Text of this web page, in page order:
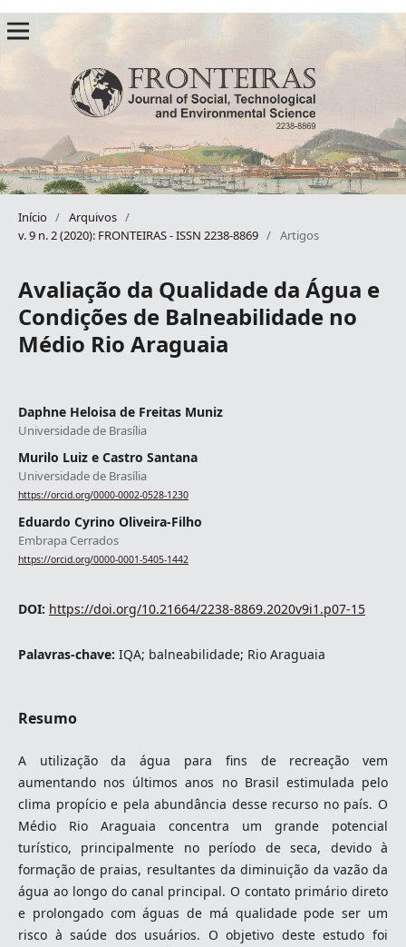
Início / Arquivos /
v. 9 n. 2 (2020): FRONTEIRAS - ISSN 2238-8869 / Artigos
Avaliação da Qualidade da Água e
Condições de Balneabilidade no
Médio Rio Araguaia
Daphne Heloisa de Freitas Muniz
Universidade de Brasília
Murilo Luiz e Castro Santana
Universidade de Brasília
https://orcid.org/0000-0002-0528-1230
Eduardo Cyrino Oliveira-Filho
Embrapa Cerrados
https://orcid.org/0000-0001-5405-1442
DOI: https://doi.org/10.21664/2238-8869.2020v9i1.p07-15
Palavras-chave: IQA; balneabilidade; Rio Araguaia
Resumo
A utilização da água para fins de recreação vem
aumentando nos últimos anos no Brasil estimulada pelo
clima propício e pela abundância desse recurso no país. O
Médio Rio Araguaia concentra um grande potencial
turístico, principalmente no período de seca, devido à
formação de praias, resultantes da diminuição da vazão da
água ao longo do canal principal. O contato primário direto
e prolongado com águas de má qualidade pode ser um
risco à saúde dos usuários. O objetivo deste estudo foi